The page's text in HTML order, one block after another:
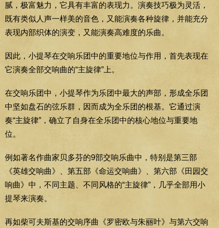
腻，极富魅力，它具有丰富的表现力。演奏技巧极为灵活，
既有类似人声一样美的音色，又能演奏各种旋律，并能充分
表现内部织体的演变，又能演奏高难度的乐曲。
因此，小提琴在交响乐团中的重要地位与作用，首先表现在
它演奏全部交响曲的“主旋律”上。
在交响乐团中，小提琴作为乐团中最大的声部，形成全乐团
中坚如盘石的弦乐群，因而成为全乐团的根基。它通过演
奏“主旋律”，确立了自身在全乐团中的核心地位与重要地
位。
例如著名作曲家贝多芬的9部交响乐曲中，特别是第三部
《英雄交响曲》、第五部《命运交响曲》、第六部《田园交
响曲》中，不同主题、不同风格的“主旋律”，几乎全部用小
提琴来演奏。
再如柴可夫斯基的交响序曲《罗密欧与朱丽叶》与第六交响